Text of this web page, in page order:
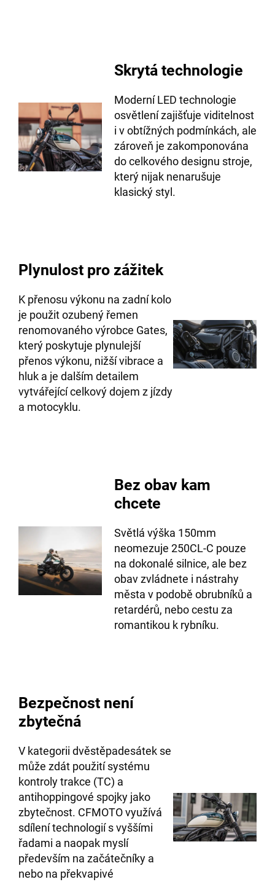
Skrytá technologie
Moderní LED technologie
osvětlení zajišťuje viditelnost
i v obtížných podmínkách, ale
zároveň je zakomponována
do celkového designu stroje,
který nijak nenarušuje
klasický styl.
Plynulost pro zážitek
K přenosu výkonu na zadní kolo
je použit ozubený řemen
renomovaného výrobce Gates,
který poskytuje plynulejší
přenos výkonu, nižší vibrace a
hluk a je dalším detailem
vytvářející celkový dojem z jízdy
a motocyklu.
Bez obav kam
chcete
Světlá výška 150mm
neomezuje 250CL-C pouze
na dokonalé silnice, ale bez
obav zvládnete i nástrahy
města v podobě obrubníků a
retardérů, nebo cestu za
romantikou k rybníku.
Bezpečnost není
zbytečná
V kategorii dvěstěpadesátek se
může zdát použití systému
kontroly trakce (TC) a
antihoppingové spojky jako
zbytečnost. CFMOTO využívá
sdílení technologií s vyššími
řadami a naopak myslí
především na začátečníky a
nebo na překvapivé